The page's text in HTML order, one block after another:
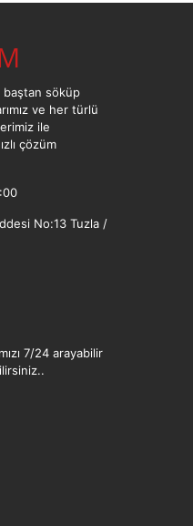
baştan söküp
ve her türlü
ile
çözüm
No:13 Tuzla /
7/24 arayabilir